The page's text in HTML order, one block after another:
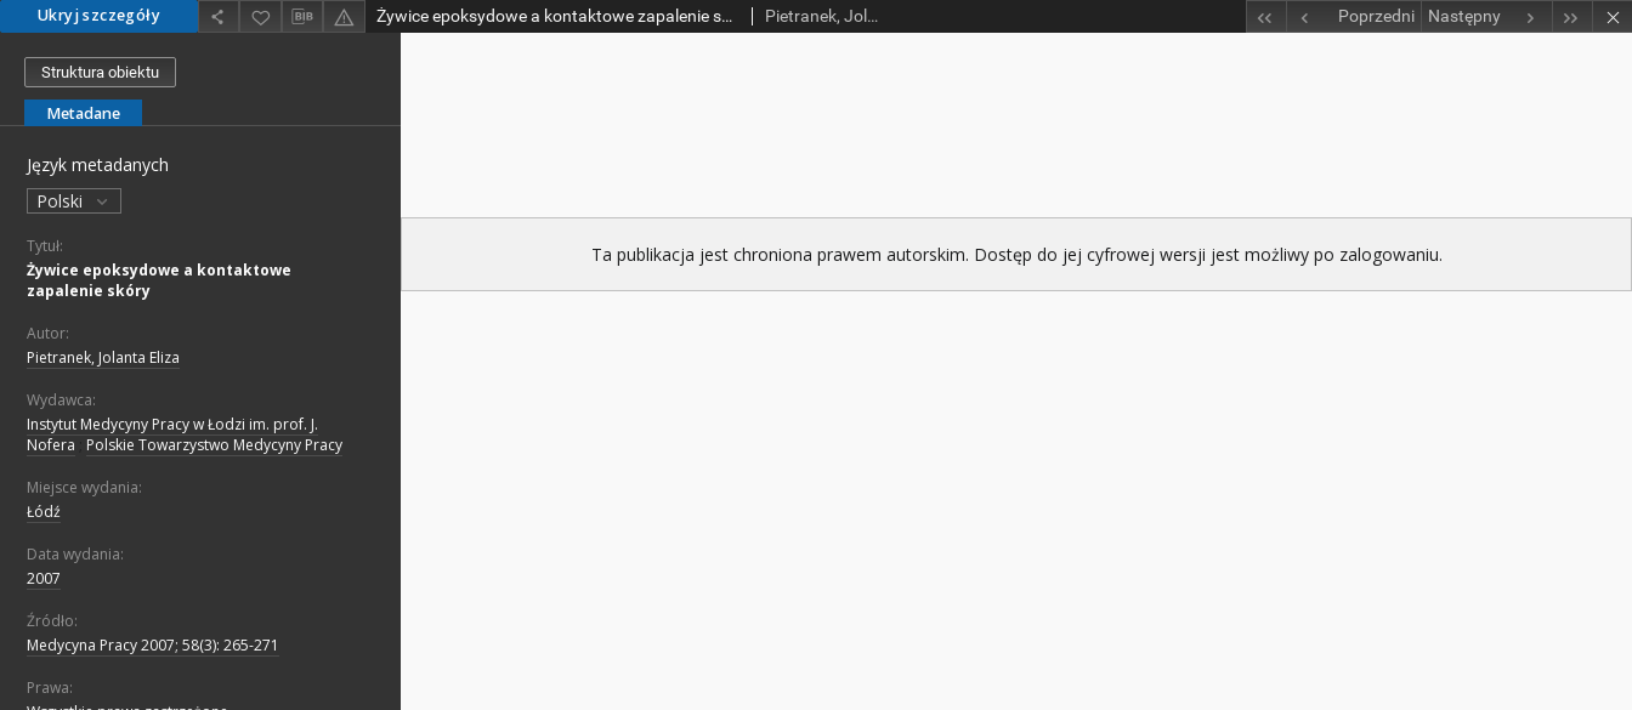
Ukryj szczegóły Żywice epoksydowe a kontaktowe zapalenie skóry Pietranek, Jolanta Eliza Poprzedni Następny
Struktura obiektu
Metadane
Język metadanych
Polski
Tytuł:
Żywice epoksydowe a kontaktowe
zapalenie skóry
Autor:
Pietranek, Jolanta Eliza
Wydawca:
Instytut Medycyny Pracy w Łodzi im. prof. J.
Nofera
Polskie Towarzystwo Medycyny Pracy
Miejsce wydania:
Łódź
Data wydania:
2007
Źródło:
Medycyna Pracy 2007; 58(3): 265-271
Prawa:
Ta publikacja jest chroniona prawem autorskim. Dostęp do jej cyfrowej wersji jest możliwy po zalogowaniu.